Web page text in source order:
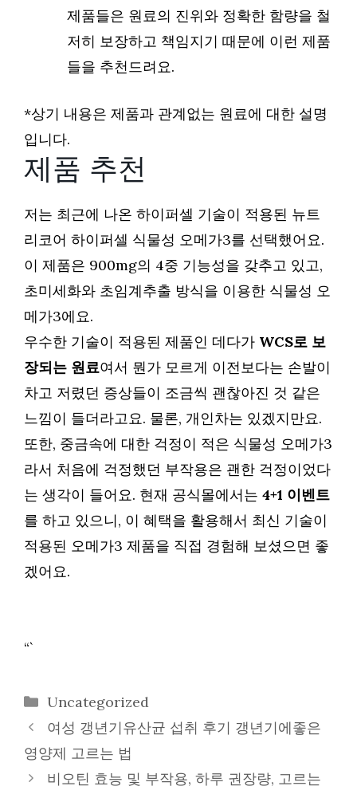
제품들은 원료의 진위와 정확한 함량을 철
저히 보장하고 책임지기 때문에 이런 제품
들을 추천드려요.
*상기 내용은 제품과 관계없는 원료에 대한 설명
입니다.
제품 추천
저는 최근에 나온 하이퍼셀 기술이 적용된 뉴트
리코어 하이퍼셀 식물성 오메가3를 선택했어요.
이 제품은 900mg의 4중 기능성을 갖추고 있고,
초미세화와 초임계추출 방식을 이용한 식물성 오
메가3에요.
우수한 기술이 적용된 제품인 데다가 WCS로 보
장되는 원료여서 뭔가 모르게 이전보다는 손발이
차고 저렸던 증상들이 조금씩 괜찮아진 것 같은
느낌이 들더라고요. 물론, 개인차는 있겠지만요.
또한, 중금속에 대한 걱정이 적은 식물성 오메가3
라서 처음에 걱정했던 부작용은 괜한 걱정이었다
는 생각이 들어요. 현재 공식몰에서는 4+1 이벤트
를 하고 있으니, 이 혜택을 활용해서 최신 기술이
적용된 오메가3 제품을 직접 경험해 보셨으면 좋
겠어요.
“`
카
테
고
리
Uncategorized
여성 갱년기유산균 섭취 후기 갱년기에좋은
영양제 고르는 법
비오틴 효능 및 부작용, 하루 권장량, 고르는